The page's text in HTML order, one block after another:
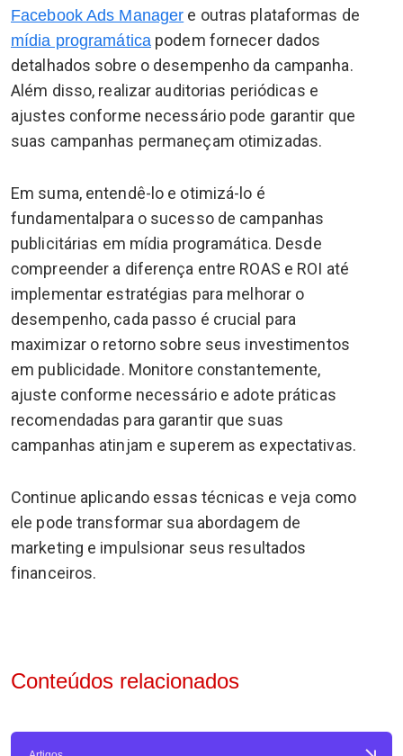
Facebook Ads Manager e outras plataformas de
mídia programáticapodem fornecer dados
detalhados sobre o desempenho da campanha.
Além disso, realizar auditorias periódicas e
ajustes conforme necessário pode garantir que
suas campanhas permaneçam otimizadas.
Em suma, entendê-lo e otimizá-lo é
fundamentalpara o sucesso de campanhas
publicitárias em mídia programática. Desde
compreender a diferença entre ROAS e ROI até
implementar estratégias para melhorar o
desempenho, cada passo é crucial para
maximizar o retorno sobre seus investimentos
em publicidade. Monitore constantemente,
ajuste conforme necessário e adote práticas
recomendadas para garantir que suas
campanhas atinjam e superem as expectativas.
Continue aplicando essas técnicas e veja como
ele pode transformar sua abordagem de
marketing e impulsionar seus resultados
financeiros.
Conteúdos relacionados